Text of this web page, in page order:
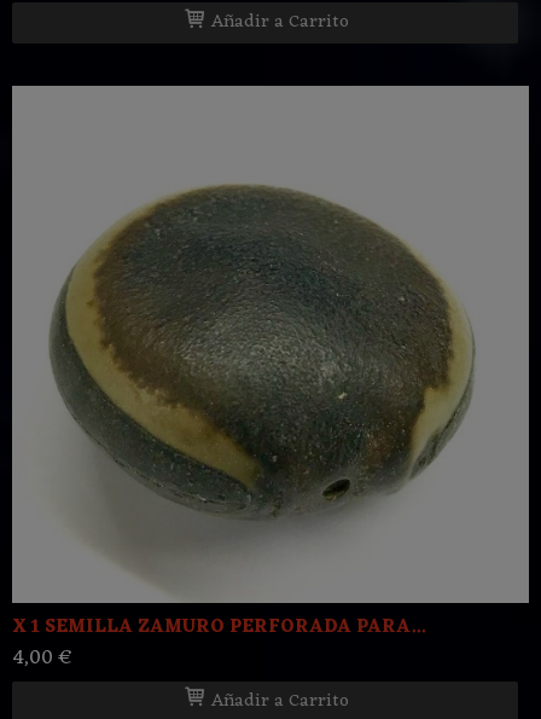
Añadir a Carrito
X 1 SEMILLA ZAMURO PERFORADA PARA...
4,00 €
Añadir a Carrito